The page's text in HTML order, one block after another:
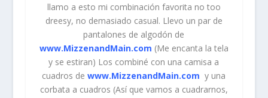
llamo a esto mi combinación favorita no too
dreesy, no demasiado casual. Llevo un par de
pantalones de algodón de
www.MizzenandMain.com (Me encanta la tela
y se estiran) Los combiné con una camisa a
cuadros dewww.MizzenandMain.com y una
corbata a cuadros (Así que vamos a cuadrarnos,